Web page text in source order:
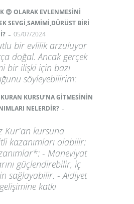
😍 OLARAK EVLENMESİNİ
SEVGİ,SAMİMİ,DÜRÜST BİRİ
- 05/07/2024
bir evlilik arzuluyor
doğal. Ancak gerçek
bir ilişki için bazı
söyleyebilirim:
KURSU’NA GİTMESİNİN
NELERDİR? -
Kur'an kursuna
kazanımları olabilir:
- Maneviyat
güçlendirebilir, iç
sağlayabilir. - Aidiyet
katkı